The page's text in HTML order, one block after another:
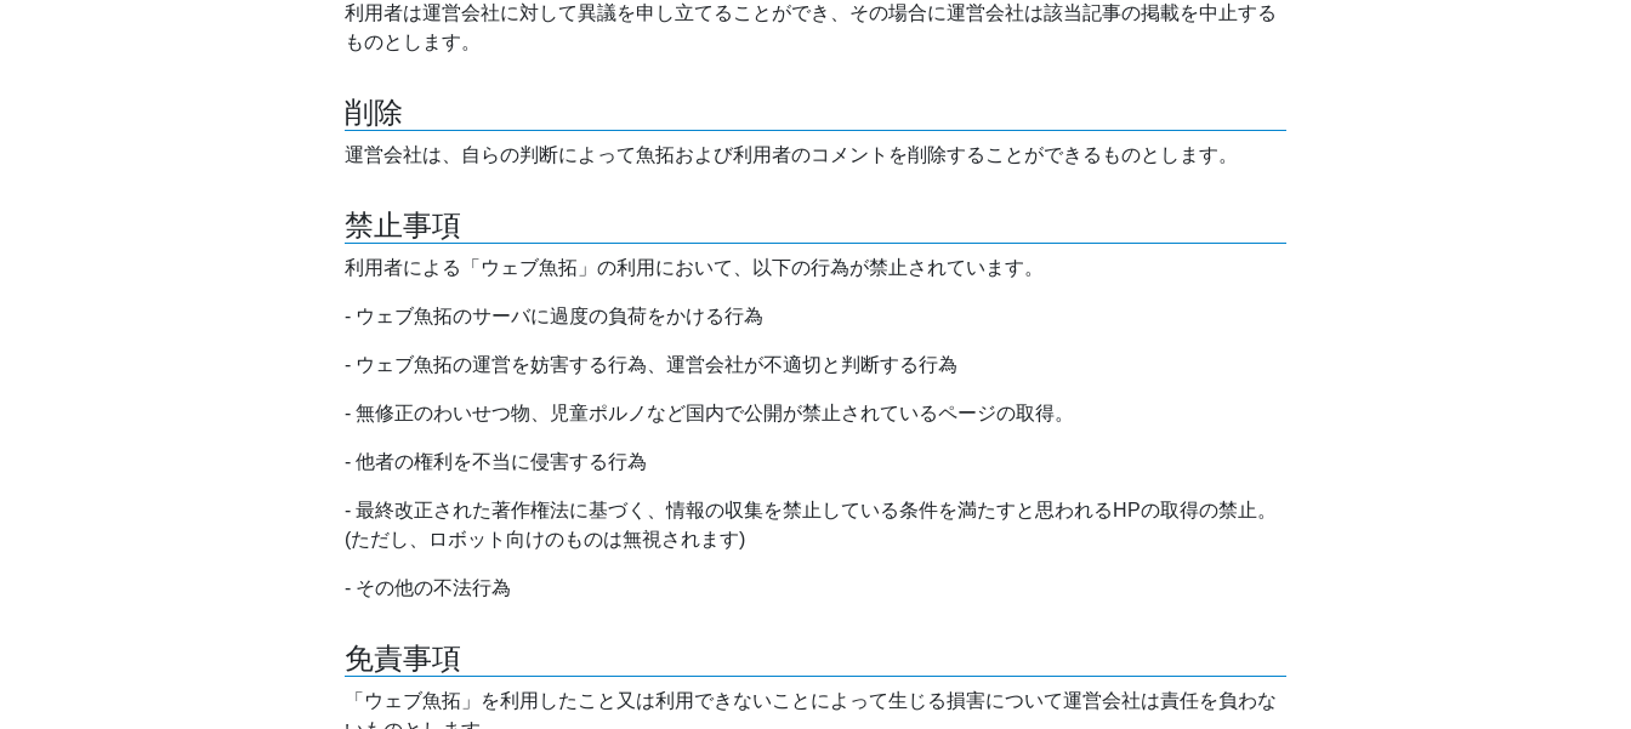
利用者は運営会社に対して異議を申し立てることができ、その場合に運営会社は該当記事の掲載を中止する
ものとします。
削除
運営会社は、自らの判断によって魚拓および利用者のコメントを削除することができるものとします。
禁止事項
利用者による「ウェブ魚拓」の利用において、以下の行為が禁止されています。
- ウェブ魚拓のサーバに過度の負荷をかける行為
- ウェブ魚拓の運営を妨害する行為、運営会社が不適切と判断する行為
- 無修正のわいせつ物、児童ポルノなど国内で公開が禁止されているページの取得。
- 他者の権利を不当に侵害する行為
- 最終改正された著作権法に基づく、情報の収集を禁止している条件を満たすと思われるHPの取得の禁止。
(ただし、ロボット向けのものは無視されます)
- その他の不法行為
免責事項
「ウェブ魚拓」を利用したこと又は利用できないことによって生じる損害について運営会社は責任を負わな